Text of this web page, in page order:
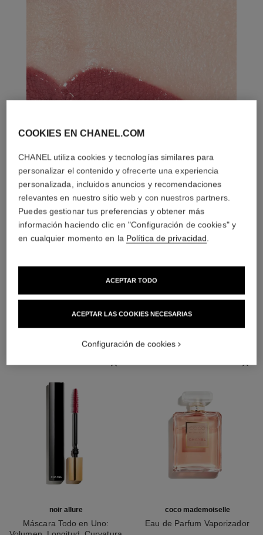
LA COMBINACIÓN PERFECTA
noir allure
Máscara Todo en Uno:
coco mademoiselle
Eau de Parfum Vaporizador
COOKIES EN CHANEL.COM
CHANEL utiliza cookies y tecnologías similares para
personalizar el contenido y ofrecerte una experiencia
personalizada, incluidos anuncios y recomendaciones
relevantes en nuestro sitio web y con nuestros partners.
Puedes gestionar tus preferencias y obtener más
información haciendo clic en "Configuración de cookies" y
en cualquier momento en la Política de privacidad
ACEPTAR LAS COOKIES NECESARIAS
ACEPTAR TODO
Configuración de cookies